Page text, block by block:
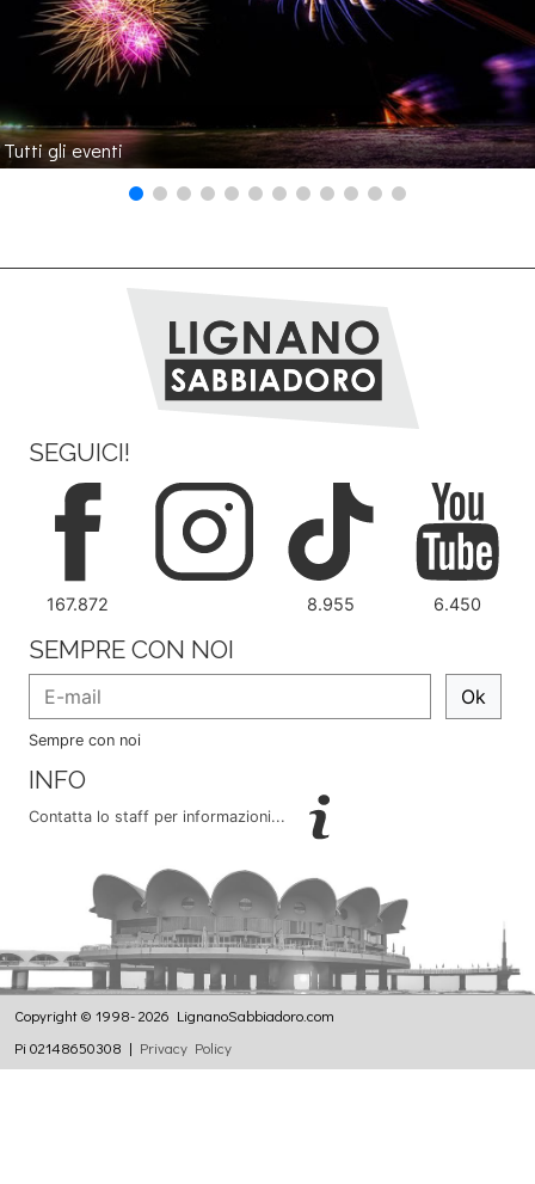
Tutti gli eventi
SEGUICI!
167.872 8.955 6.450
SEMPRE CON NOI
Ok
Sempre con noi
INFO
Contatta lo staff per informazioni...
Copyright © 1998- 2026 LignanoSabbiadoro.com
Pi 02148650308 | Privacy Policy